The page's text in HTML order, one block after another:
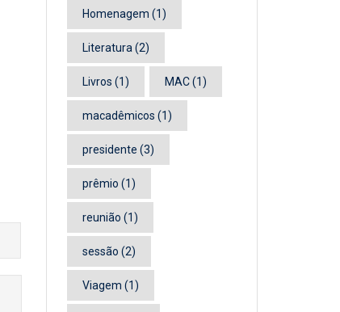
Homenagem (1)
Literatura (2)
Livros (1) MAC(1)
macadêmicos (1)
presidente (3)
prêmio (1)
reunião (1)
sessão (2)
Viagem (1)